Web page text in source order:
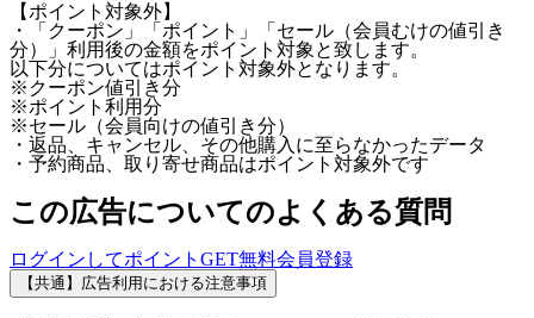
【ポイント対象外】
・「クーポン」「ポイント」「セール（会員むけの値引き
分）」利用後の金額をポイント対象と致します。
以下分についてはポイント対象外となります。
※クーポン値引き分
※ポイント利用分
※セール（会員向けの値引き分）
・返品、キャンセル、その他購入に至らなかったデータ
・予約商品、取り寄せ商品はポイント対象外です
この広告についてのよくある質問
ログインしてポイントGET無料会員登録
【共通】広告利用における注意事項